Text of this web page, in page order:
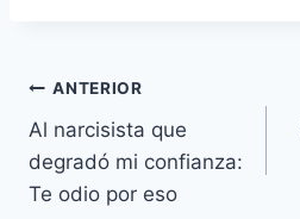
Navegación
de
entradas
ANTERIOR
Al narcisista que
degradó mi confianza:
Te odio por eso